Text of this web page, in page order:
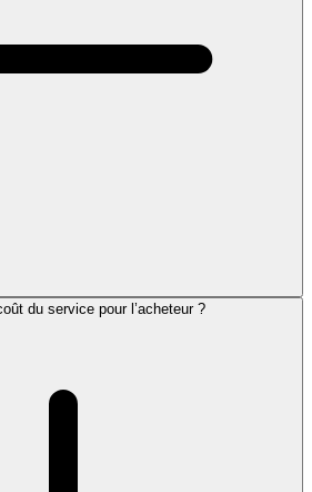
du service pour l’acheteur ?